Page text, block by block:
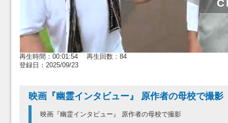
再生時間：00:01:54 再生回数：84
登録日：2025/09/23
映画『幽霊インタビュー』 原作者の母校で撮影
映画『幽霊インタビュー』 原作者の母校で撮影